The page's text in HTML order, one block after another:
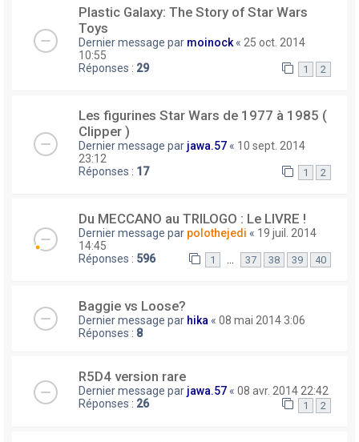
Plastic Galaxy: The Story of Star Wars
Toys
Dernier message par moinock « 25 oct. 2014
10:55
Réponses : 29 1 2
Les figurines Star Wars de 1977 à 1985 (
Clipper )
Dernier message par jawa.57 « 10 sept. 2014
23:12
Réponses : 17 1 2
Du MECCANO au TRILOGO : Le LIVRE !
Dernier message par polothejedi « 19 juil. 2014
14:45
Réponses : 596 1 … 37 38 39 40
Baggie vs Loose?
Dernier message par hika « 08 mai 2014 3:06
Réponses : 8
R5D4 version rare
Dernier message par jawa.57 « 08 avr. 2014 22:42
Réponses : 26 1 2